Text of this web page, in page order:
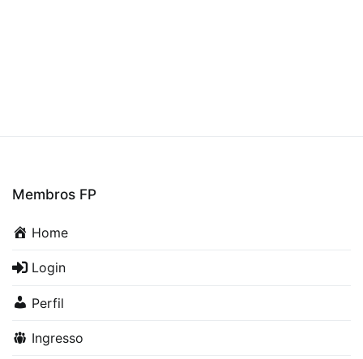
Membros FP
Home
Login
Perfil
Ingresso